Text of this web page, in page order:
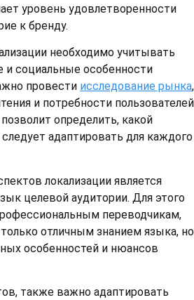
уровень удовлетворенности
к бренду.
необходимо учитывать
и социальные особенности
провести исследование рынка,
и потребности пользователей
определить, какой
адаптировать для каждого
локализации является
целевой аудитории. Для этого
переводчикам,
отличным знанием языка, но
особенностей и нюансов
также важно адаптировать